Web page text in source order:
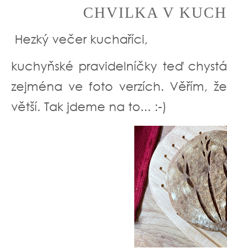
CHVILKA V
Hezký večer kuchaříci,
kuchyňské pravidelníčky teď
zejména ve foto verzích. Věřím,
větší. Tak jdeme na to... :-)